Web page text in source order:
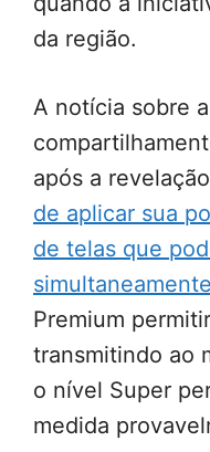
da região.
A notícia sobre
após a
de aplicar sua
de telas que
Premium
transmitindo ao
o nível Super
medida